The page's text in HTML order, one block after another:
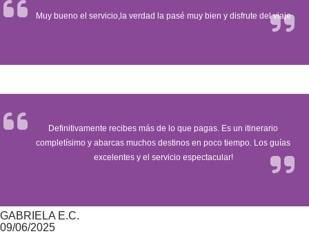
Muy bueno el servicio,la verdad la pasé muy bien y disfrute del viaje
Definitivamente recibes más de lo que pagas. Es un itinerario
completísimo y abarcas muchos destinos en poco tiempo. Los guías
excelentes y el servicio espectacular!
GABRIELA E.C.
09/06/2025